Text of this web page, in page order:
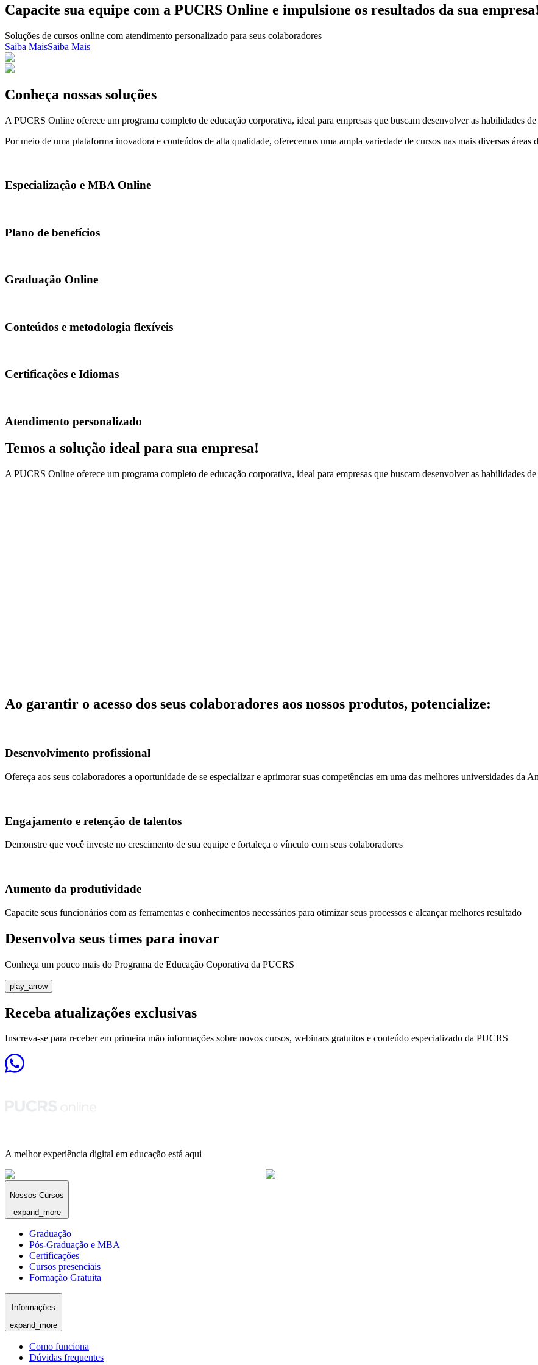
Capacite sua equipe com a PUCRS Online e impulsione os resultados da sua empresa!
Soluções de cursos online com atendimento personalizado para seus colaboradores
Saiba MaisSaiba Mais
Conheça nossas soluções
A PUCRS Online oferece um programa completo de educação corporativa, ideal para empresas que buscam desenvolver as habilidades
Por meio de uma plataforma inovadora e conteúdos de alta qualidade, oferecemos uma ampla variedade de cursos nas mais diversas áreas
Especialização e MBA Online
Plano de benefícios
Graduação Online
Conteúdos e metodologia flexíveis
Certificações e Idiomas
Atendimento personalizado
Temos a solução ideal para sua empresa!
A PUCRS Online oferece um programa completo de educação corporativa, ideal para empresas que buscam desenvolver as habilidades
Ao garantir o acesso dos seus colaboradores aos nossos produtos, potencialize:
Desenvolvimento profissional
Ofereça aos seus colaboradores a oportunidade de se especializar e aprimorar suas competências em uma das melhores universidades da
Engajamento e retenção de talentos
Demonstre que você investe no crescimento de sua equipe e fortaleça o vínculo com seus colaboradores
Aumento da produtividade
Capacite seus funcionários com as ferramentas e conhecimentos necessários para otimizar seus processos e alcançar melhores resultado
Desenvolva seus times para inovar
Conheça um pouco mais do Programa de Educação Coporativa da PUCRS
play_arrow
Receba atualizações exclusivas
Inscreva-se para receber em primeira mão informações sobre novos cursos, webinars gratuitos e conteúdo especializado da PUCRS
A melhor experiência digital em educação está aqui
Nossos Cursos
expand_more
Graduação
Pós-Graduação e MBA
Certificações
Cursos presenciais
Formação Gratuita
Informações
expand_more
Como funciona
Dúvidas frequentes